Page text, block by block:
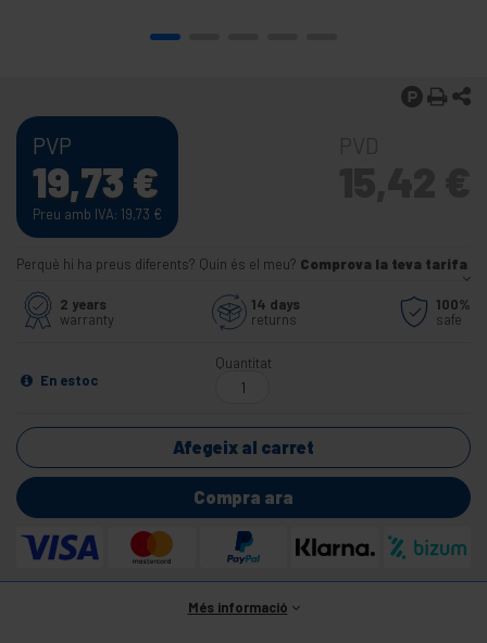
PVP
19,73 €
Preu amb IVA: 19,73 €
Perquè hi ha preus diferents? Quin és el meu? Comprova la teva tarifa
2 years
warranty
14 days
returns
100%
safe
En estoc
Quantitat
Afegeix al carret
Compra ara
Més informació